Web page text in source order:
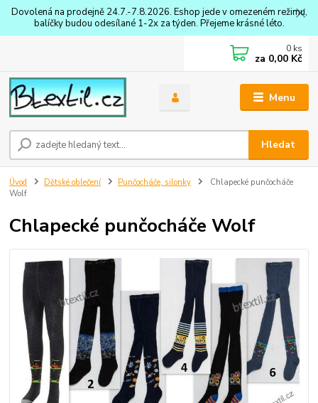
Dovolená na prodejně 24.7.-7.8.2026. Eshop jede v omezeném režimu,
balíčky budou odesílané 1-2x za týden. Přejeme krásné léto.
Menu
Hledat
0 ks
za 0,00 Kč
Úvod Dětské oblečení Punčocháče, silonky
Chlapecké punčocháče
Wolf
Chlapecké punčocháče Wolf